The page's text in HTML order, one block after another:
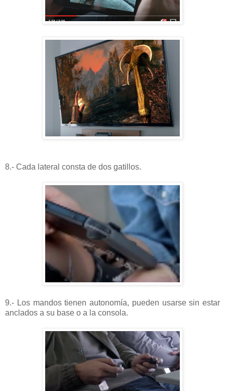
8.- Cada lateral consta de dos gatillos.
9.- Los mandos tienen autonomía, pueden usarse sin estar
anclados a su base o a la consola.